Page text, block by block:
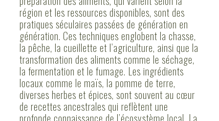
région et les ressources disponibles, sont des
pratiques séculaires passées de génération en
génération. Ces techniques englobent la chasse,
la pêche, la cueillette et l’agriculture, ainsi que la
transformation des aliments comme le séchage,
la fermentation et le fumage. Les ingrédients
locaux comme le maïs, la pomme de terre,
diverses herbes et épices, sont souvent au cœur
de recettes ancestrales qui reflètent une
profonde connaissance de l’écosystème local. La